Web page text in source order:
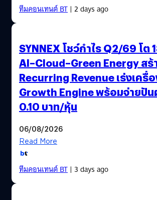
ทีมคอนเทนต์ BT| 2 days ago
SYNNEX โชว์กำไร Q2/69 โต
AI–Cloud–Green Energy สร้
Recurring Revenue เร่งเครื่
Growth Engine พร้อมจ่ายปั
0.10 บาท/หุ้น
06/08/2026
Read More
ทีมคอนเทนต์ BT| 3 days ago